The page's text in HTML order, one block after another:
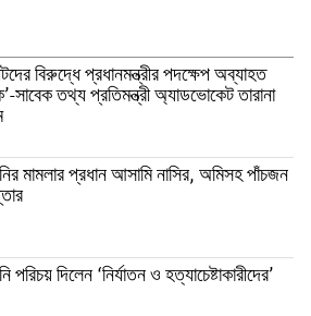
বিরুদ্ধে প্রধানমন্ত্রীর পদক্ষেপ অব্যাহত
সাবেক তথ্য প্রতিমন্ত্রী অ্যাডভোকেট তারানা
মামলার প্রধান আসামি নাসির, অমিসহ পাঁচজন
পরিচয় দিলেন ‘নির্যাতন ও হত্যাচেষ্টাকারীদের’